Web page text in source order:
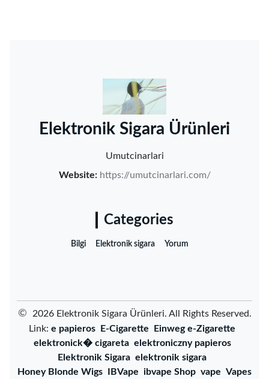
‌Elektronik Sigara Ürünleri‌
Umutcinarlari
Website: https://umutcinarlari.com/
Categories
Bilgi Elektronik sigara Yorum
©
2026 ‌Elektronik Sigara Ürünleri‌. All Rights Reserved.
Link: e papieros E-Cigarette
Einweg e-Zigarette
elektronick� cigareta elektroniczny papieros
Elektronik Sigara elektronik sigara
Honey Blonde Wigs
IBVape ibvape Shop vape Vapes